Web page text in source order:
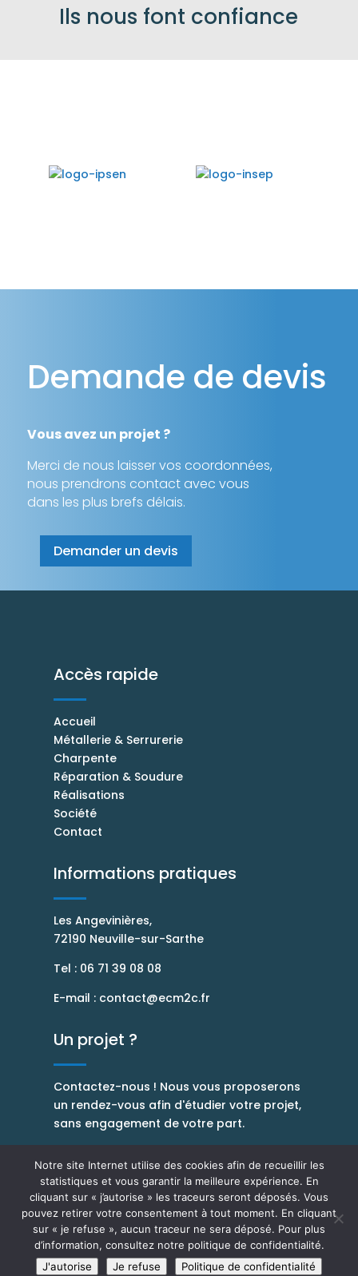
Ils nous font confiance
Demande de devis
Vous avez un projet ?
Merci de nous laisser vos coordonnées,
nous prendrons contact avec vous
dans les plus brefs délais.
Demander un devis
Accès rapide
Accueil
Métallerie & Serrurerie
Charpente
Réparation & Soudure
Réalisations
Société
Contact
Informations pratiques
Les Angevinières,
72190 Neuville-sur-Sarthe
Tel : 06 71 39 08 08
E-mail : contact@ecm2c.fr
Un projet ?
Contactez-nous ! Nous vous proposerons
un rendez-vous afin d'étudier votre projet,
sans engagement de votre part.
Contacter ECM2C
©ARTEO Digital - Agence Web & Communication - Le
Mans -Mentions légales-Politique de
confidentialité
Notre site Internet utilise des cookies afin de recueillir les
statistiques et vous garantir la meilleure expérience. En
cliquant sur « j’autorise » les traceurs seront déposés. Vous
pouvez retirer votre consentement à tout moment. En cliquant
sur « je refuse », aucun traceur ne sera déposé. Pour plus
d’information, consultez notre politique de confidentialité.
J'autorise
Je refuse Politique de confidentialité